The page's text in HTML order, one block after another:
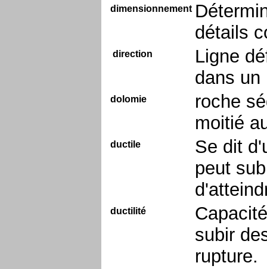
dimensionnement
détails
direction
Ligne
dans un
dolomie
roche
moitié
ductile
Se dit
peut
ductilité
subir
rupture.